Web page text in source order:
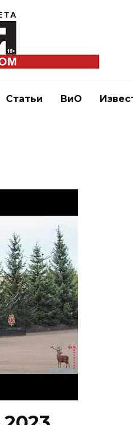
Статьи ВиО